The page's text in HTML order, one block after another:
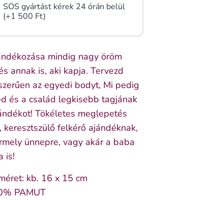
SOS gyártást kérek 24 órán belül
(+1 500 Ft)
mindig nagy öröm
annak is, aki kapja. Tervezd
az egyedi bodyt, Mi pedig
és a család legkisebb tagjának
Tökéletes meglepetés
felkérő ajándéknak,
ünnepre, vagy akár a baba
is!
kb. 16 x 15 cm
PAMUT